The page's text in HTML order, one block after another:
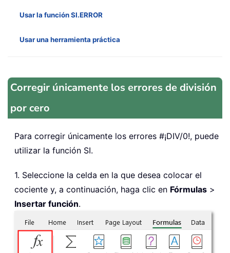
Usar la función SI.ERROR
Usar una herramienta práctica
Corregir únicamente los errores de división
por cero
Para corregir únicamente los errores #¡DIV/0!, puede
utilizar la función SI.
1. Seleccione la celda en la que desea colocar el
cociente y, a continuación, haga clic en Fórmulas >
Insertar función.